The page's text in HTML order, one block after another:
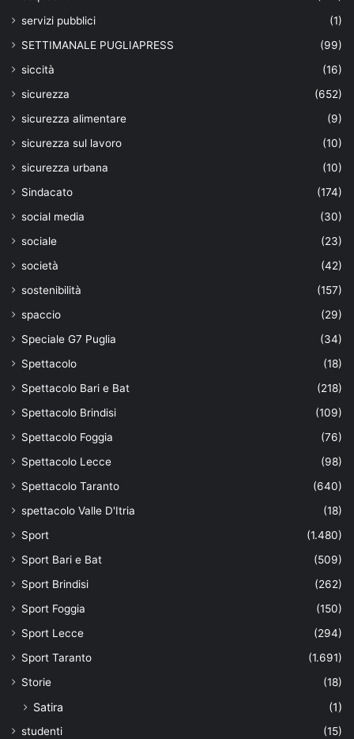
servizi pubblici
(1)
SETTIMANALE PUGLIAPRESS
(99)
siccità
(16)
sicurezza
(652)
sicurezza alimentare
(9)
sicurezza sul lavoro
(10)
sicurezza urbana
(10)
Sindacato
(174)
social media
(30)
sociale
(23)
società
(42)
sostenibilità
(157)
spaccio
(29)
Speciale G7 Puglia
(34)
Spettacolo
(18)
Spettacolo Bari e Bat
(218)
Spettacolo Brindisi
(109)
Spettacolo Foggia
(76)
Spettacolo Lecce
(98)
Spettacolo Taranto
(640)
spettacolo Valle D'Itria
(18)
Sport
(1.480)
Sport Bari e Bat
(509)
Sport Brindisi
(262)
Sport Foggia
(150)
Sport Lecce
(294)
Sport Taranto
(1.691)
Storie
(18)
Satira (1)
studenti
(15)